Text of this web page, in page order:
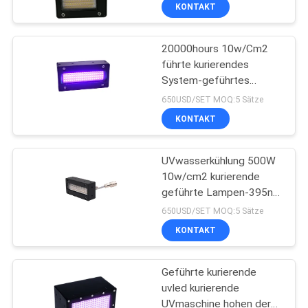
TRETEN
VERBINDUNG
NACHRICHTEN
SIE
UVled-Stelle, die
System kuriert
Eis-Bad-Kühler
Aufkleber
KONTAKT
20000hours 10w/Cm2
führte kurierendes
System-geführtes
kurierendes UVuVlicht
AC220V
650USD/SET MOQ:5 Sätze
KONTAKT
UVwasserkühlung 500W
10w/cm2 kurierende
geführte Lampen-395nm
für UVdrucker
650USD/SET MOQ:5 Sätze
KONTAKT
Geführte kurierende
uvled kurierende
UVmaschine hohen der